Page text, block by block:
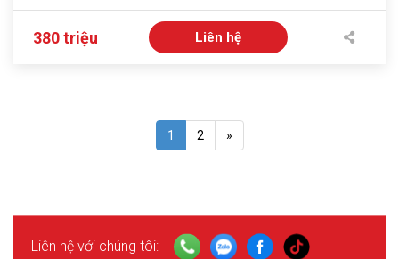
380 triệu Liên hệ
1 2 »
Liên hệ với chúng tôi: